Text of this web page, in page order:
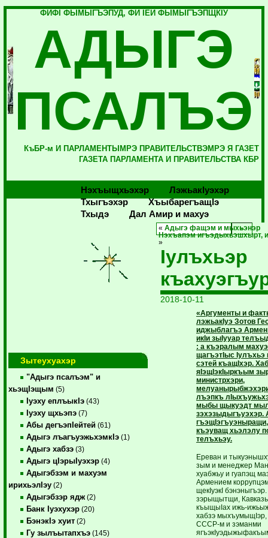
ФИФI ФЫМЫГЪЭПУД, ФИ IЕЙ ФЫМЫГЪЭПЩКIУ
АДЫГЭ
ПСАЛЪЭ
КъБР-м И ПАРЛАМЕНТЫМРЭ ПРАВИТЕЛЬСТВЭМРЭ Я ГАЗЕТ
ГАЗЕТА ПАРЛАМЕНТА И ПРАВИТЕЛЬСТВА КБР
Нэхъыщхьэхэр
Лэжьакlуэхэр
Тхыгъэхэр
Хъыбарегъащlэ
Тхыдэ
Дал Амир и махуэ
Зытеухуахэр
"Адыгэ псалъэм" и
хьэщIэщым (5)
Iуэху еплъыкIэ (43)
Iуэху щхьэпэ (7)
Абы дегъэпIейтей (61)
Адыгэ лъагъуэжьхэмкIэ (1)
Адыгэ хабзэ (3)
Адыгэ цIэрыIуэхэр (4)
Адыгэбзэм и махуэм
ирихьэлIэу (2)
Адыгэбзэр ядж (2)
Банк Iуэхухэр (20)
БэнэкIэ хуит (2)
Гу зылъытапхъэ (145)
«Адыгэ фащэм и мыхьэнэр
Нэхъапэм игъэдыхьэшхырт,
»
Iулъхьэр
2018-10-11
«Аргументы и
лэжьакIуэ Зотов
иджыблагъэ
икIи зыIууар
: а къэралым
щагъэтIыс
сэтей къащIхэр.
яIэщIэкIыркъым
министрхэри,
лъэпкъ
мыбы щыкуэдт
зэхэзыдыгъуэхэр.
къэуващ хьэлэлу
телъхьэу.
Ереван и
зым и менеджер
хуабжьу и гуапэщ
Армением
щекIуэкI
зэрыщытщи,
къыщыIах ижь-
хабзэ мыхъумыщIэр,
СССР-м и зэманми